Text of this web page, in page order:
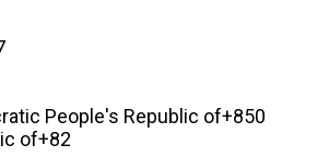
People's Republic of+850
of+82